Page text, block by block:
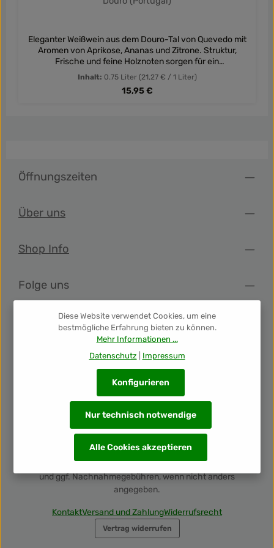
Eleganter Weißwein aus dem Douro-Tal von Quevedo mit
Aromen von Aprikose, Ananas und Zitrone. Struktur,
Frische und feine Holznoten sorgen für ein
vielschichtiges Geschmackserlebnis.
Inhalt: 0.75 Liter (21,27 € / 1 Liter)
Regulärer Preis:
15,95 €
Öffnungszeiten
Über uns
Shop Info
Folge uns
Newsletter
Unsere Auszeichnungen
Alle Preise inkl. gesetzl. Mehrwertsteuer zzgl.Versandkosten
und ggf. Nachnahmegebühren, wenn nicht anders
angegeben.
KontaktVersand und ZahlungWiderrufsrecht
Vertrag widerrufen
Diese Website verwendet Cookies, um eine
bestmögliche Erfahrung bieten zu können.
Mehr Informationen ...
Datenschutz| Impressum
Nur technisch notwendige
Konfigurieren
Alle Cookies akzeptieren